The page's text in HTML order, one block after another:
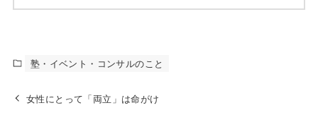
塾・イベント・コンサルのこと
女性にとって「両立」は命がけ